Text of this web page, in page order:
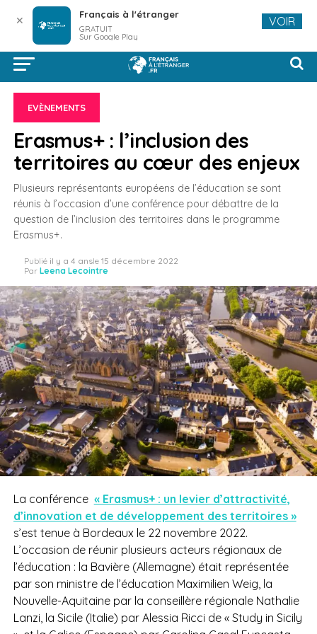
EVÈNEMENTS
Erasmus+ : l’inclusion des
territoires au cœur des enjeux
Plusieurs représentants européens de l’éducation se sont
réunis à l’occasion d’une conférence pour débattre de la
question de l’inclusion des territoires dans le programme
Erasmus+.
Publié il y a 4 ansle 15 décembre 2022
Par Leena Lecointre
La conférence « Erasmus+ : un levier d’attractivité,
d’innovation et de développement des territoires »
s’est tenue à Bordeaux le 22 novembre 2022.
L’occasion de réunir plusieurs acteurs régionaux de
l’éducation : la Bavière (Allemagne) était représentée
par son ministre de l’éducation Maximilien Weig, la
Nouvelle-Aquitaine par la conseillère régionale Nathalie
Lanzi, la Sicile (Italie) par Alessia Ricci de « Study in Sicily
✕ Français à l'étranger
GRATUIT
Sur Google Play
VOIR